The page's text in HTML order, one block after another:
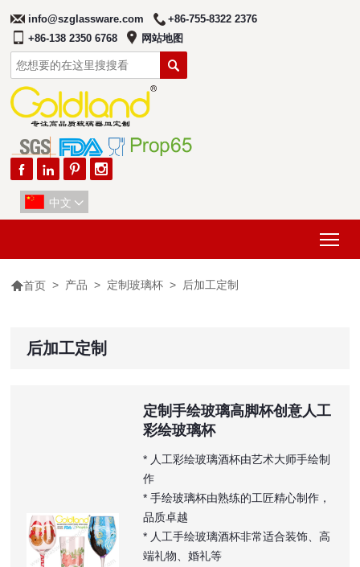
info@szglassware.com
+86-755-8322 2376
+86-138 2350 6768
网站地图

   
中文 
首页 > 产品 > 定制玻璃杯 > 后加工定制
后加工定制
定制手绘玻璃高脚杯创意人工
彩绘玻璃杯
* 人工彩绘玻璃酒杯由艺术大师手绘制
作
* 手绘玻璃杯由熟练的工匠精心制作，
品质卓越
* 人工手绘玻璃酒杯非常适合装饰、高
端礼物、婚礼等